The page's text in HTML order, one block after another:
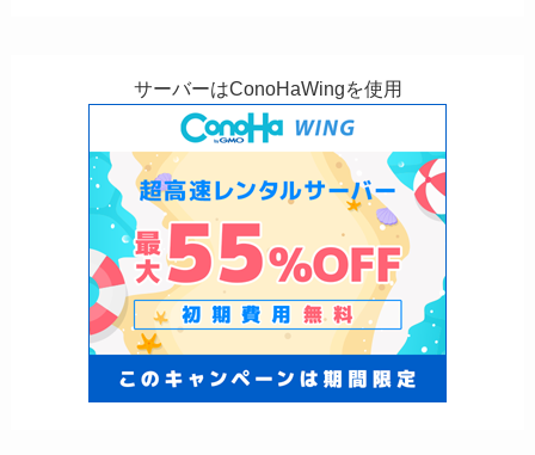
サーバーはConoHaWingを使用